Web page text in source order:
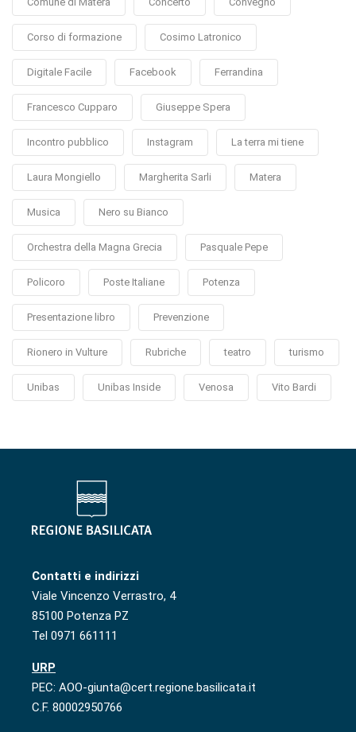
Corso di formazione Cosimo Latronico
Digitale Facile Facebook Ferrandina
Francesco Cupparo Giuseppe Spera
Incontro pubblico Instagram La terra mi tiene
Laura Mongiello Margherita Sarli Matera
Musica Nero su Bianco
Orchestra della Magna Grecia Pasquale Pepe
Policoro Poste Italiane Potenza
Presentazione libro Prevenzione
Rionero in Vulture Rubriche teatro turismo
Unibas Unibas Inside Venosa Vito Bardi
Contatti e indirizzi
Viale Vincenzo Verrastro, 4
85100 Potenza PZ
Tel 0971 661111
URP
PEC: AOO-giunta@cert.regione.basilicata.it
C.F. 80002950766